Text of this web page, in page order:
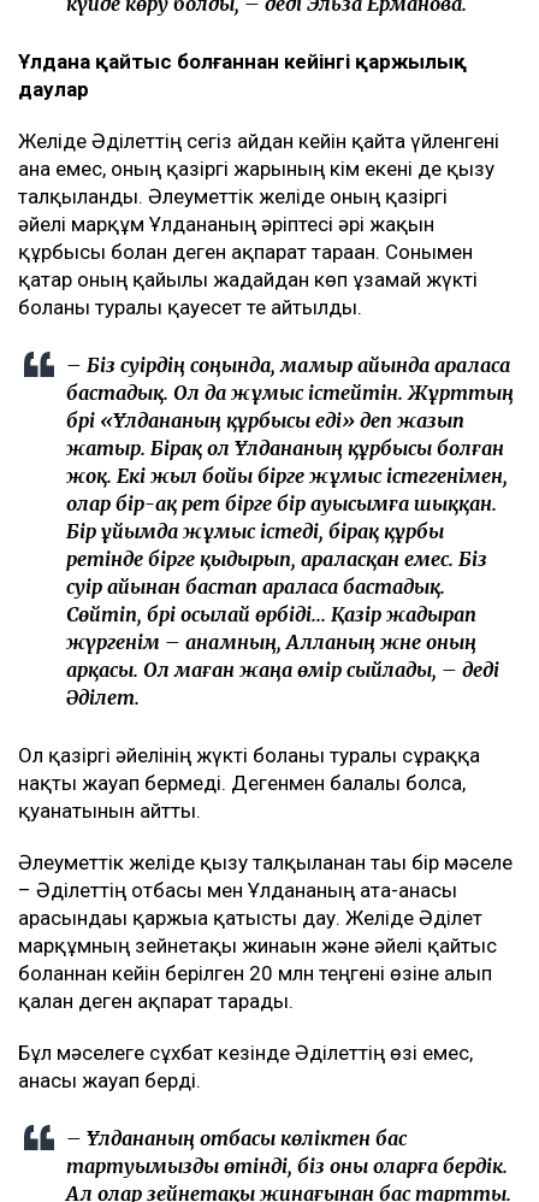
Ұлдана қайтыс болғаннан кейінгі қаржылық
даулар
Желіде Әділеттің сегіз айдан кейін қайта үйленгені
ғана емес, оның қазіргі жарының кім екені де қызу
талқыланды. Әлеуметтік желіде оның қазіргі
әйелі марқұм Ұлдананың әріптесі әрі жақын
құрбысы болған деген ақпарат тараған. Сонымен
қатар оның қайғылы жағдайдан көп ұзамай жүкті
болғаны туралы қауесет те айтылды.
– Біз сәуірдің соңында, мамыр айында араласа
бастадық. Ол да жұмыс істейтін. Жұрттың
бәрі «Ұлдананың құрбысы еді» деп жазып
жатыр. Бірақ ол Ұлдананың құрбысы болған
жоқ. Екі жыл бойы бірге жұмыс істегенімен,
олар бір-ақ рет бірге бір ауысымға шыққан.
Бір ұйымда жұмыс істеді, бірақ құрбы
ретінде бірге қыдырып, араласқан емес. Біз
сәуір айынан бастап араласа бастадық.
Сөйтіп, бәрі осылай өрбіді... Қазір жадырап
жүргенім – анамның, Алланың және оның
арқасы. Ол маған жаңа өмір сыйлады, – деді
Әділет.
Ол қазіргі әйелінің жүкті болғаны туралы сұраққа
нақты жауап бермеді. Дегенмен балалы болса,
қуанатынын айтты.
Әлеуметтік желіде қызу талқыланған тағы бір мәселе
– Әділеттің отбасы мен Ұлдананың ата-анасы
арасындағы қаржыға қатысты дау. Желіде Әділет
марқұмның зейнетақы жинағын және әйелі қайтыс
болғаннан кейін берілген 20 млн теңгені өзіне алып
қалған деген ақпарат тарады.
Бұл мәселеге сұхбат кезінде Әділеттің өзі емес,
анасы жауап берді.
– Ұлдананың отбасы көліктен бас
тартуымызды өтінді, біз оны оларға бердік.
Ал олар зейнетақы жинағынан бас тартты.